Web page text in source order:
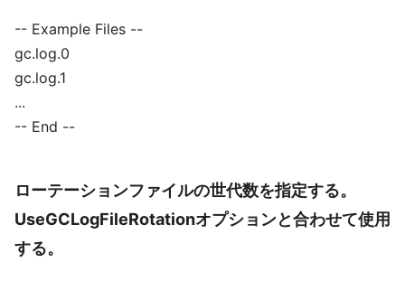
-- Example Files --
gc.log.0
gc.log.1
...
-- End --
ローテーションファイルの世代数を指定する。
UseGCLogFileRotationオプションと合わせて使用
する。